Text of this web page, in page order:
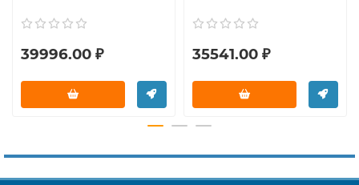
39996.00 ₽ 35541.00 ₽